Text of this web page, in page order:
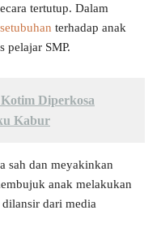
tertutup. Dalam
terhadap anak
pelajar SMP.
Diperkosa
Kabur
sah dan meyakinkan
anak melakukan
dari media